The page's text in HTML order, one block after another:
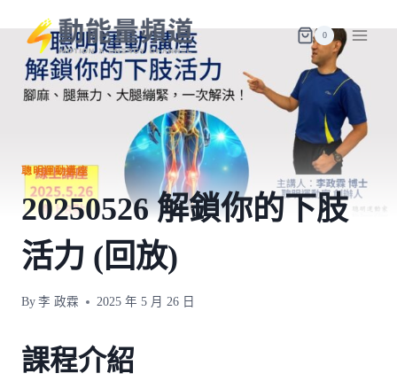
content
0
聰明運動遘座
20250526 解鎖你的下肢
活力 (回放)
By 李 政霖 2025 年 5 月 26 日
課程介紹